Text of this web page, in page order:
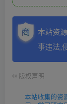
本站资
事违法,
© 版权声明
本站收集的资